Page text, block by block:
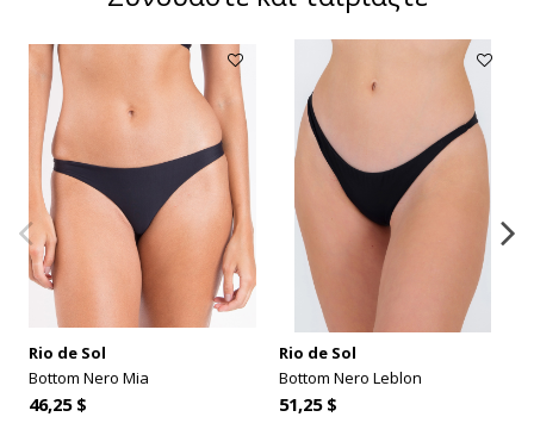
Rio de Sol
Bottom Nero Mia
46,25 $
Rio de Sol
Bottom Nero Leblon
51,25 $